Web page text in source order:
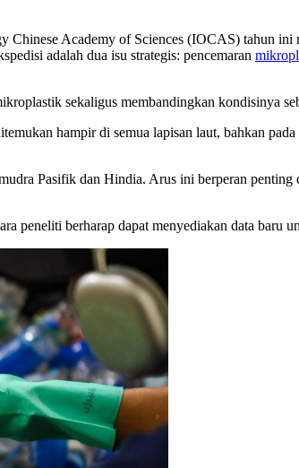
Chinese Academy of Sciences (IOCAS) tahun
adalah dua isu strategis: pencemaran
sekaligus membandingkan kondisinya
hampir di semua lapisan laut, bahkan
Pasifik dan Hindia. Arus ini berperan
peneliti berharap dapat menyediakan data baru